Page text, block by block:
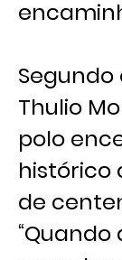
Segundo
Thulio
polo
histórico
de